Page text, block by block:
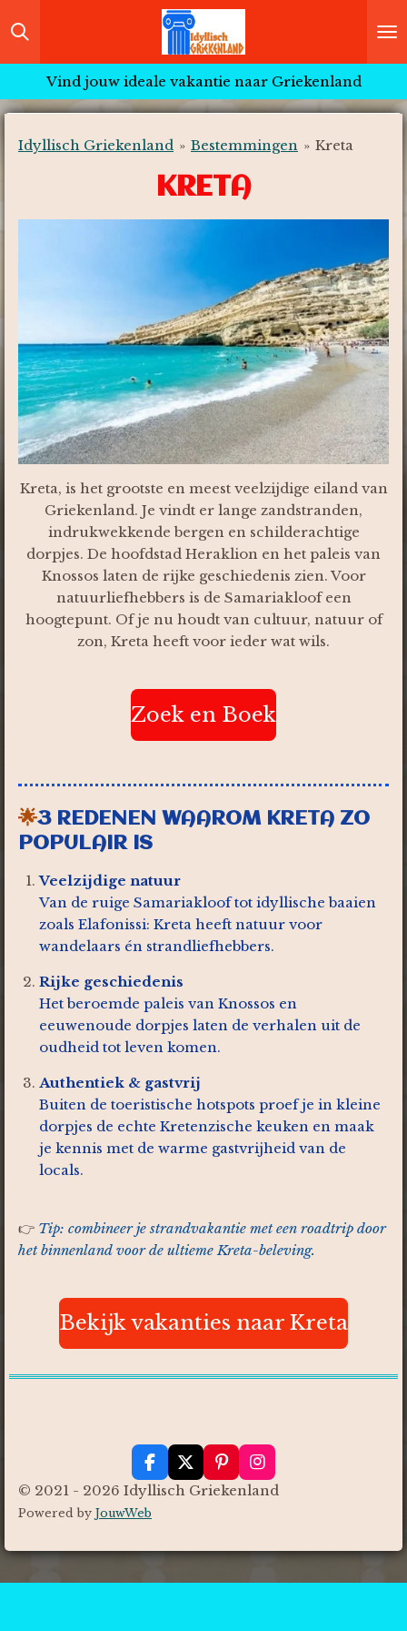
direct
naar
hoofdinhoud
Vind jouw ideale vakantie naar Griekenland
Idyllisch Griekenland » Bestemmingen » Kreta
KRETA
Kreta, is het grootste en meest veelzijdige eiland van
Griekenland. Je vindt er lange zandstranden,
indrukwekkende bergen en schilderachtige
dorpjes. De hoofdstad Heraklion en het paleis van
Knossos laten de rijke geschiedenis zien. Voor
natuurliefhebbers is de Samariakloof een
hoogtepunt. Of je nu houdt van cultuur, natuur of
zon, Kreta heeft voor ieder wat wils.
Zoek en Boek
🌟3 REDENEN WAAROM KRETA ZO
POPULAIR IS
Veelzijdige natuur
Van de ruige Samariakloof tot idyllische baaien
zoals Elafonissi: Kreta heeft natuur voor
wandelaars én strandliefhebbers.
Rijke geschiedenis
Het beroemde paleis van Knossos en
eeuwenoude dorpjes laten de verhalen uit de
oudheid tot leven komen.
Authentiek & gastvrij
Buiten de toeristische hotspots proef je in kleine
dorpjes de echte Kretenzische keuken en maak
je kennis met de warme gastvrijheid van de
locals.
👉 Tip: combineer je strandvakantie met een roadtrip door
het binnenland voor de ultieme Kreta-beleving.
Bekijk vakanties naar Kreta
F
a
e
o
k
X
P
i
r
s
I
n
g
a
© 2021 - 2026 Idyllisch Griekenland
Powered by JouwWeb